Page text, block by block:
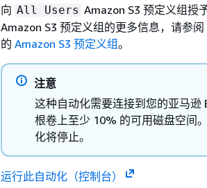
向 All Users Amazon S3 预定义组授
Amazon S3 预定义组的更多信息，请参阅
的 Amazon S3 预定义组。
注意
这种自动化需要连接到您的亚马逊
根卷上至少 10% 的可用磁盘空间
化将停止。
运行此自动化（控制台）